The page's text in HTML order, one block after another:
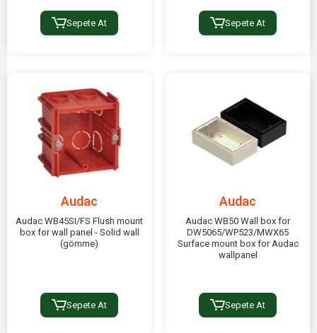
Sepete At Sepete At
Audac
Audac WB45SI/FS Flush mount
box for wall panel - Solid wall
(gömme)
Sepete At
Audac
Audac WB50 Wall box for
DW5065/WP523/MWX65
Surface mount box for Audac
wallpanel
Sepete At